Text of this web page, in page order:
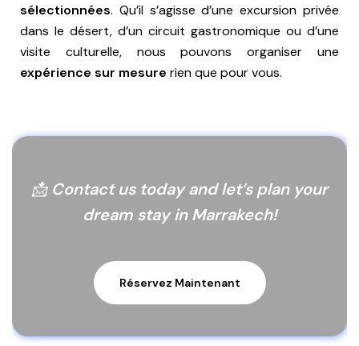
sélectionnées. Qu’il s’agisse d’une excursion privée
dans le désert, d’un circuit gastronomique ou d’une
visite culturelle, nous pouvons organiser une
expérience sur mesure rien que pour vous.
📩 Contact us today and let’s plan your
dream stay in Marrakech!
Réservez Maintenant